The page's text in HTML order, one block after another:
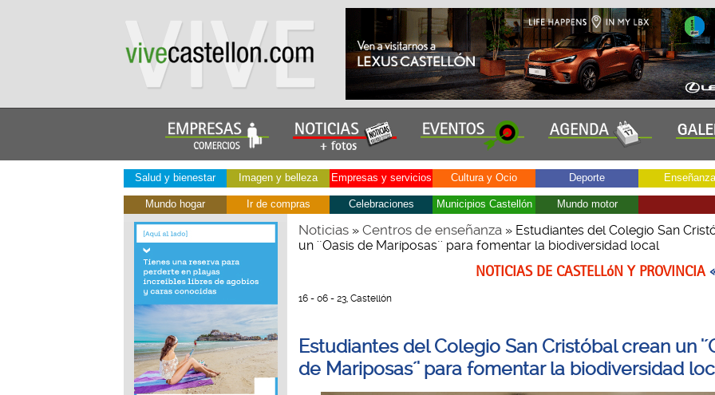
Salud y bienestar Imagen y belleza Empresas y servicios Cultura y Ocio Deporte Enseñanza
Mundo hogar Ir de compras Celebraciones Municipios Castellón Mundo motor
Noticias» Centros de enseñanza» Estudiantes del Colegio San
un '´Oasis de Mariposas´' para fomentar la biodiversidad local
NOTICIAS DE CASTELLóN Y PROVINCIA
16 - 06 - 23, Castellón
Estudiantes del Colegio San Cristóbal crean un
de Mariposas´' para fomentar la biodiversidad